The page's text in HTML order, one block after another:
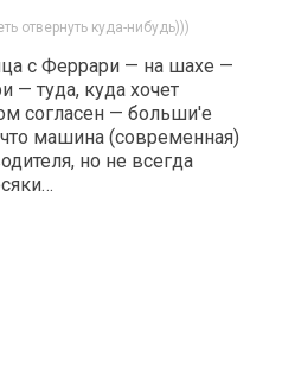
отвернуть куда-нибудь)))
с Феррари — на шахе —
— туда, куда хочет
согласен — больши'е
машина (современная)
но не всегда